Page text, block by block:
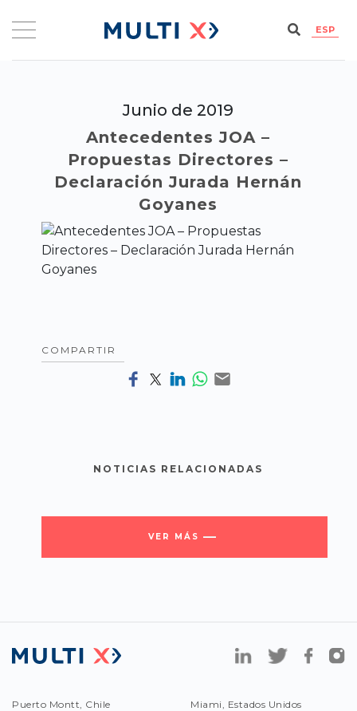
ESP
Junio de 2019
Antecedentes JOA –
Propuestas Directores –
Declaración Jurada Hernán
Goyanes
COMPARTIR
NOTICIAS RELACIONADAS
VER MÁS
Puerto Montt, Chile
Miami, Estados Unidos